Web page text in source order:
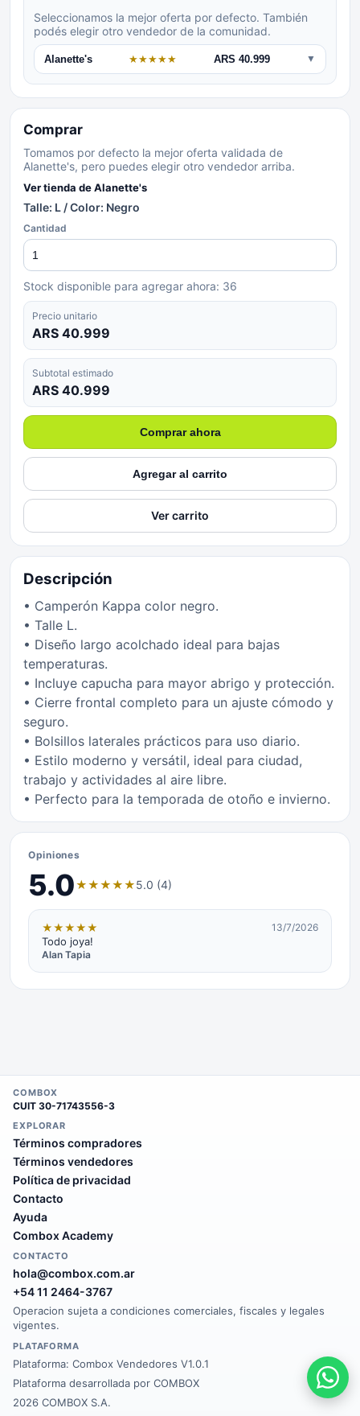
Seleccionamos la mejor oferta por defecto. También
podés elegir otro vendedor de la comunidad.
Alanette's ★★★★★ ARS 40.999 ▼
Comprar
Tomamos por defecto la mejor oferta validada de
Alanette's, pero puedes elegir otro vendedor arriba.
Ver tienda deAlanette's
Talle: L / Color: Negro
Cantidad
Stock disponible para agregar ahora: 36
Precio unitario
ARS 40.999
Subtotal estimado
ARS 40.999
Comprar ahora
Agregar al carrito
Ver carrito
Descripción
• Camperón Kappa color negro.
• Talle L.
• Diseño largo acolchado ideal para bajas
temperaturas.
• Incluye capucha para mayor abrigo y protección.
• Cierre frontal completo para un ajuste cómodo y
seguro.
• Bolsillos laterales prácticos para uso diario.
• Estilo moderno y versátil, ideal para ciudad,
trabajo y actividades al aire libre.
• Perfecto para la temporada de otoño e invierno.
Opiniones
5.0★★★★★5.0 (4)
★★★★★ 13/7/2026
Todo joya!
Alan Tapia
COMBOX
CUIT 30-71743556-3
EXPLORAR
Términos compradores
Términos vendedores
Política de privacidad
Contacto
Ayuda
Combox Academy
CONTACTO
hola@combox.com.ar
+54 11 2464-3767
Operacion sujeta a condiciones comerciales, fiscales y legales
vigentes.
PLATAFORMA
Plataforma: Combox Vendedores V1.0.1
Plataforma desarrollada por COMBOX
2026 COMBOX S.A.